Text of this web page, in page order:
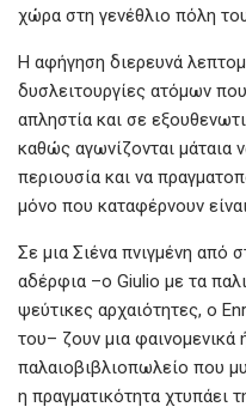
χώρα στη γενέθλιο πόλη
Η αφήγηση διερευνά
δυσλειτουργίες ατόμων
απληστία και σε
καθώς αγωνίζονται μάταια
περιουσία και να
μόνο που καταφέρνουν
Σε μια Σιένα πνιγμένη από
αδέρφια –ο Giulio με τα
ψεύτικες αρχαιότητες, ο
του– ζουν μια
παλαιοβιβλιοπωλείο που
η πραγματικότητα χτυπάει